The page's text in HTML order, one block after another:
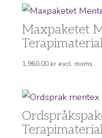
Maxpaketet
1,960.00 krexcl. moms